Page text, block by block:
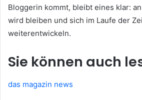
Bloggerin kommt, bleibt eines klar:
wird bleiben und sich im Laufe der
weiterentwickeln.
Sie können auch
das magazin news